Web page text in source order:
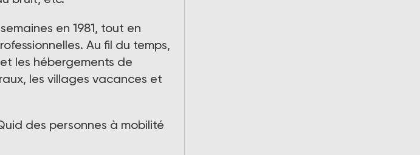
en 1981, tout en
Au fil du temps,
les hébergements de
les villages vacances et
des personnes à mobilité